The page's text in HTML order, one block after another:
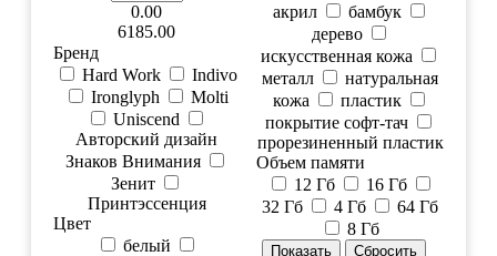
0.00
6185.00
акрил
бамбук
дерево
искусственная кожа
металл
натуральная
кожа
пластик
покрытие софт-тач
прорезиненный пластик
Бренд
Hard Work
Indivo
Ironglyph
Molti
Uniscend
Авторский дизайн
Знаков Внимания
Зенит
Принтэссенция
Объем памяти
12 Гб
16 Гб
32 Гб
4 Гб
64 Гб
8 Гб
Цвет
белый